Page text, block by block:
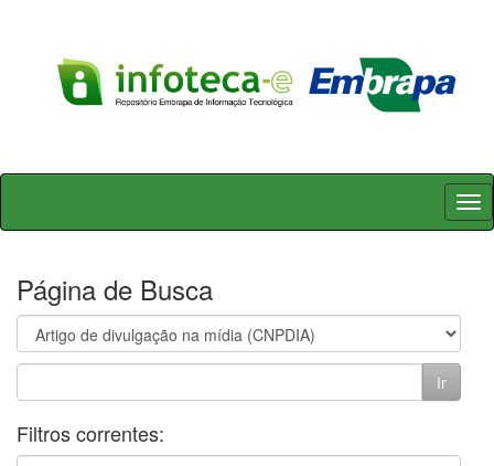
Skip
Página de Busca
Filtros correntes: